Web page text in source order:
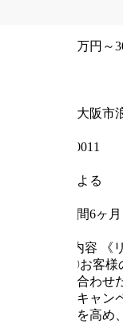
月給21万円～
大阪府大阪
〒556-0011
店舗による
試用期間6ヶ
■仕事内容
《
◎お客様
ンドに合わ
アップキャン
ションを高